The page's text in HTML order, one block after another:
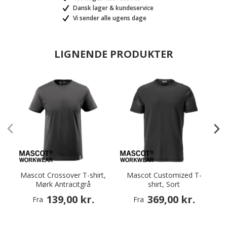
Dansk lager & kundeservice
Vi sender alle ugens dage
LIGNENDE PRODUKTER
Mascot Crossover T-shirt,
Mørk Antracitgrå
Fra 139,00 kr.
Mascot Customized T-
shirt, Sort
Fra 369,00 kr.